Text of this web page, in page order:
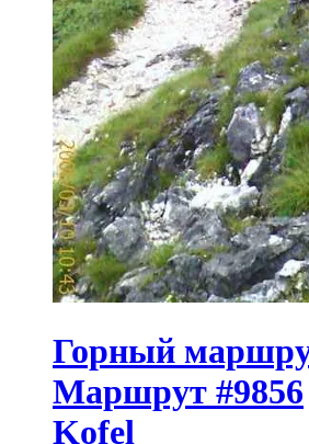
Горный
Маршрут #9856
Kofel